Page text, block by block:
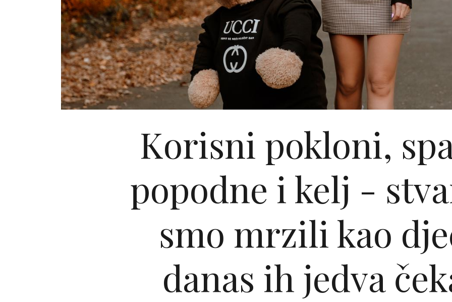
Korisni pokloni,
popodne i kelj -
smo mrzili kao
danas ih jedva